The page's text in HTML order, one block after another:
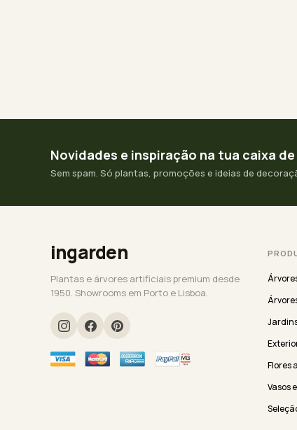
Novidades e inspiração na tua caixa
Sem spam. Só plantas, promoções e ideias de
ingarden
Plantas e árvores artificiais premium desde
1950. Showrooms em Porto e Lisboa.
Flores
Vasos